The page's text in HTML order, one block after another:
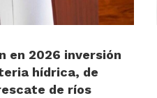
en 2026 inversión
hídrica, de
de ríos